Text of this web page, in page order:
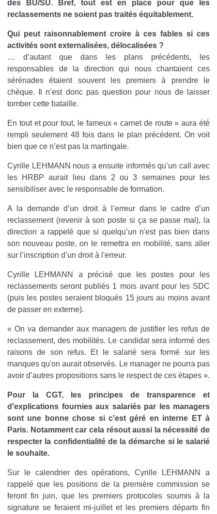
des BU/SU. Bref, tout est en place pour que les
reclassements ne soient pas traités équitablement.
Qui peut raisonnablement croire à ces fables si ces
activités sont externalisées, délocalisées ?
… d’autant que dans les plans précédents, les
responsables de la direction qui nous chantaient ces
sérénades étaient souvent les premiers à prendre le
chèque. Il n’est donc pas question pour nous de laisser
tomber cette bataille.
En tout et pour tout, le fameux « carnet de route » aura été
rempli seulement 48 fois dans le plan précédent. On voit
bien que ce n’est pas la martingale.
Cyrille LEHMANN nous a ensuite informés qu’un call avec
les HRBP aurait lieu dans 2 ou 3 semaines pour les
sensibiliser avec le responsable de formation.
A la demande d’un droit à l’erreur dans le cadre d’un
reclassement (revenir à son poste si ça se passe mal), la
direction a rappelé que si quelqu’un n'est pas bien dans
son nouveau poste, on le remettra en mobilité, sans aller
sur l’inscription d’un droit à l'erreur.
Cyrille LEHMANN a précisé que les postes pour les
reclassements seront publiés 1 mois avant pour les SDC
(puis les postes seraient bloqués 15 jours au moins avant
de passer en externe).
« On va demander aux managers de justifier les refus de
reclassement, des mobilités. Le candidat sera informé des
raisons de son refus. Et le salarié sera formé sur les
manques qu'on aurait observés. Le manager ne pourra pas
avoir d’autres propositions sans le respect de ces étapes ».
Pour la CGT, les principes de transparence et
d'explications fournies aux salariés par les managers
sont une bonne chose si c'est géré en interne ET à
Paris. Notamment car cela résout aussi la nécessité de
respecter la confidentialité de la démarche si le salarié
le souhaite.
Sur le calendrier des opérations, Cyrille LEHMANN a
rappelé que les positions de la première commission se
feront fin juin, que les premiers protocoles soumis à la
signature se feraient mi-juillet et les premiers départs fin